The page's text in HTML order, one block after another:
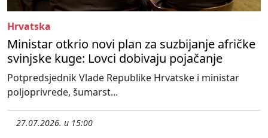
Hrvatska
Ministar otkrio novi plan za suzbijanje afričke
svinjske kuge: Lovci dobivaju pojačanje
Potpredsjednik Vlade Republike Hrvatske i ministar
poljoprivrede, šumarst...
27.07.2026. u 15:00